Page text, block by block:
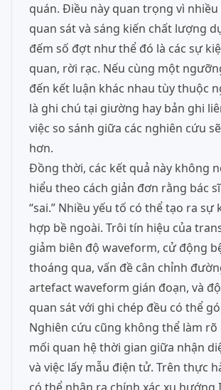
quán. Điều này quan trọng vì
quan sát và sáng kiến chất lượng
đếm số đợt như thể đó là các sự
quan, rời rạc. Nếu cùng một
đến kết luận khác nhau tùy thuộc
là ghi chú tại giường hay bản ghi
việc so sánh giữa các nghiên cứu
hơn.
Đồng thời, các kết quả này không
hiểu theo cách giản đơn rằng bác
“sai.” Nhiều yếu tố có thể tạo ra sự
hợp bề ngoài. Trôi tín hiệu của
giảm biên độ waveform, cử động
thoáng qua, vấn đề cân chỉnh
artefact waveform gián đoạn, và
quan sát với ghi chép đều có thể
Nghiên cứu cũng không thể làm rõ
mối quan hệ thời gian giữa nhận
và việc lấy mẫu điện tử. Trên thực